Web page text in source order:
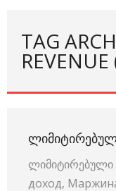
TAG
ლიმიტირებული
доход,